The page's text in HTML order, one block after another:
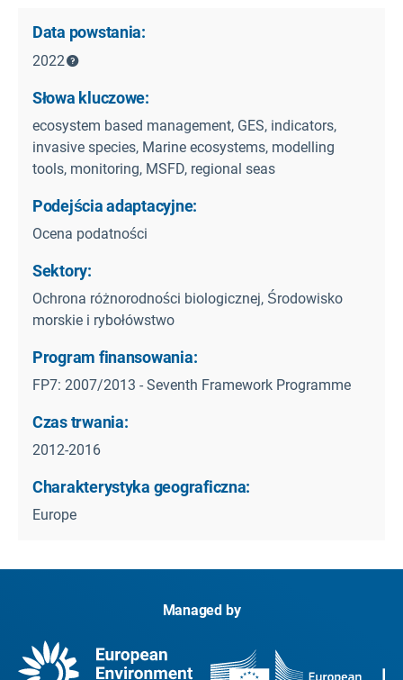
Data powstania:
2022
Słowa kluczowe:
ecosystem based management, GES, indicators,
invasive species, Marine ecosystems, modelling
tools, monitoring, MSFD, regional seas
Podejścia adaptacyjne:
Ocena podatności
Sektory:
Ochrona różnorodności biologicznej, Środowisko
morskie i rybołówstwo
Program finansowania:
FP7: 2007/2013 - Seventh Framework Programme
Czas trwania:
2012-2016
Charakterystyka geograficzna:
Europe
Managed by